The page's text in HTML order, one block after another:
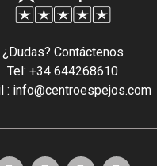
¿Dudas? Contáctenos
Tel: +34 644268610
: info@centroespejos.com